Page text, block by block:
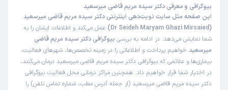
بیوگرافی و معرفی دکتر سیده مریم قاضی میرسعید
این صفحه مثل سایت نوبت‌دهی اینترنتی دکتر سیده مریم قاضی میرسعید
(Dr Seideh Maryam Ghazi Mirsaied)
عمل می‌کند و اطلاعات ایشان را به
شما نمایش می‌دهد. در ادامه به بررسی بیوگرافی دکتر سیده مریم قاضی
میرسعید خواهیم پرداخت و اطلاعاتی را در زمینه تخصص‌ها، شهرهای فعالیت،
بیماری‌ها و علائمی که بیوگرافی دکتر سیده مریم قاضی میرسعید درمان می‌کنند،
در اختیار شما قرار خواهیم داد. همچنین مراکز درمانی محل فعالیت بیوگرافی
دکتر سیده مریم قاضی میرسعید (از جمله آدرس مطب، شماره تماس تلفن) را